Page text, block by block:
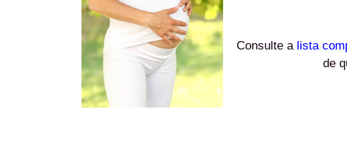
Consulte a lista
de